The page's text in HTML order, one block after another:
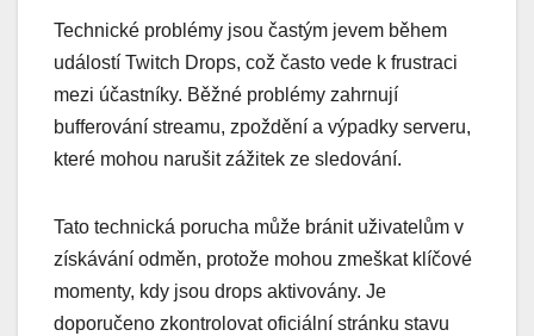
Technické problémy jsou častým jevem během
událostí Twitch Drops, což často vede k frustraci
mezi účastníky. Běžné problémy zahrnují
bufferování streamu, zpoždění a výpadky serveru,
které mohou narušit zážitek ze sledování.
Tato technická porucha může bránit uživatelům v
získávání odměn, protože mohou zmeškat klíčové
momenty, kdy jsou drops aktivovány. Je
doporučeno zkontrolovat oficiální stránku stavu